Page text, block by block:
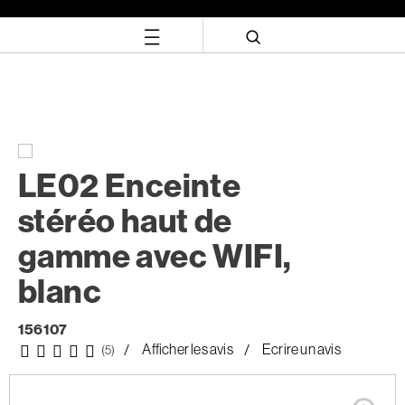
LE02 Enceinte
stéréo haut de
gamme avec WIFI,
blanc
156107
(5) Afficher les avis Ecrire un avis